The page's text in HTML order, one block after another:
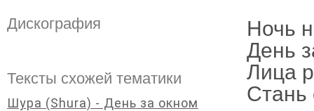
Ночь
День
Лица
Стань
Дискография
Тексты схожей тематики
Шура (Shura) - День за окном